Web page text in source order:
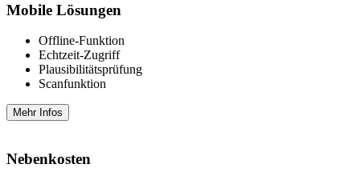
Mobile Lösungen
Offline-Funktion
Echtzeit-Zugriff
Plausibilitätsprüfung
Scanfunktion
Mehr Infos
Nebenkosten